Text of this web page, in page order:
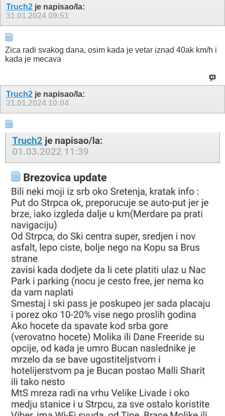
Truch2 je napisao/la:
31.01.2024 09:51
Zica radi svakog dana, osim kada je vetar iznad 40ak km/h i
kada je mecava
Truch2 je napisao/la:
31.01.2024 10:04